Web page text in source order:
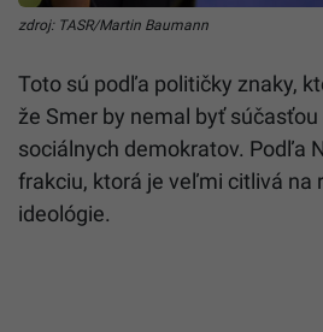
zdroj: TASR/Martin Baumann
Toto sú podľa političky znaky,
že Smer by nemal byť
sociálnych demokratov. Podľa
frakciu, ktorá je veľmi citlivá na
ideológie.